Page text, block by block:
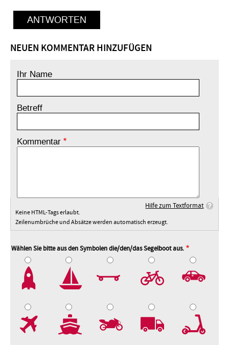
ANTWORTEN
NEUEN KOMMENTAR HINZUFÜGEN
Ihr Name
Betreff
Kommentar
Hilfe zum Textformat
Keine HTML-Tags erlaubt.
Zeilenumbrüche und Absätze werden automatisch erzeugt.
Wählen Sie bitte aus den Symbolen die/den/das Segelboot aus.